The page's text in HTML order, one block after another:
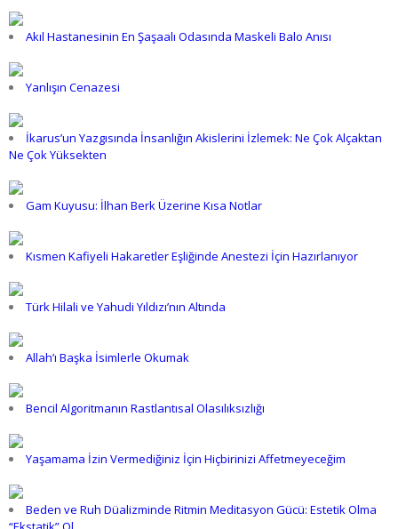
Akıl Hastanesinin En Şaşaalı Odasında Maskeli Balo Anısı
Yanlışın Cenazesi
İkarus’un Yazgısında İnsanlığın Akislerini İzlemek: Ne Çok Alçaktan
Ne Çok Yüksekten
Gam Kuyusu: İlhan Berk Üzerine Kısa Notlar
Kısmen Kafiyeli Hakaretler Eşliğinde Anestezi İçin Hazırlanıyor
Türk Hilali ve Yahudi Yıldızı’nın Altında
Allah’ı Başka İsimlerle Okumak
Bencil Algoritmanın Rastlantısal Olasılıksızlığı
Yaşamama İzin Vermediğiniz İçin Hiçbirinizi Affetmeyeceğim
Beden ve Ruh Düalizminde Ritmin Meditasyon Gücü: Estetik Olma